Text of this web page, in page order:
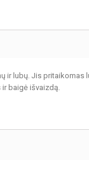
lubų. Jis
baigė išvaizdą.